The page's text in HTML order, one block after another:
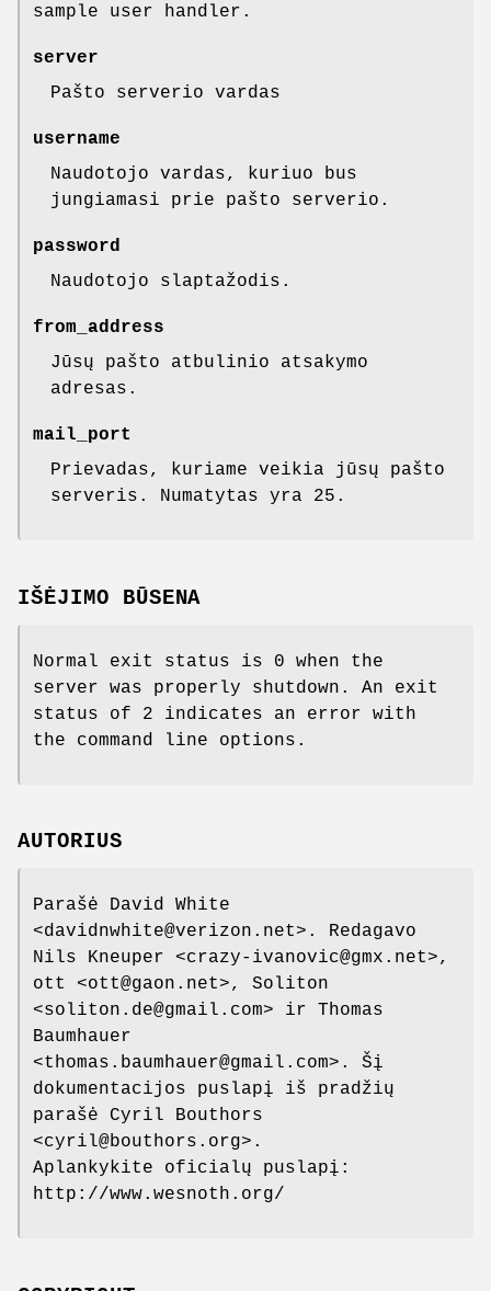
sample user handler.
server
Pašto serverio vardas
username
Naudotojo vardas, kuriuo bus
jungiamasi prie pašto serverio.
password
Naudotojo slaptažodis.
from_address
Jūsų pašto atbulinio atsakymo
adresas.
mail_port
Prievadas, kuriame veikia jūsų pašto
serveris. Numatytas yra 25.
IŠĖJIMO BŪSENA
Normal exit status is 0 when the
server was properly shutdown. An exit
status of 2 indicates an error with
the command line options.
AUTORIUS
Parašė David White
<davidnwhite@verizon.net>. Redagavo
Nils Kneuper <crazy-ivanovic@gmx.net>,
ott <ott@gaon.net>, Soliton
<soliton.de@gmail.com> ir Thomas
Baumhauer
<thomas.baumhauer@gmail.com>. Šį
dokumentacijos puslapį iš pradžių
parašė Cyril Bouthors
<cyril@bouthors.org>.
Aplankykite oficialų puslapį:
http://www.wesnoth.org/